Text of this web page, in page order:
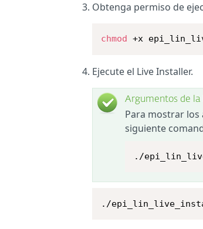
Obtenga permiso de
chmod +x
Ejecute el Live Installer.
Argumentos de
Para mostrar los
siguiente
./
./